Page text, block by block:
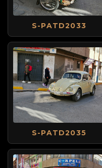
S-PATD2033
S-PATD2035